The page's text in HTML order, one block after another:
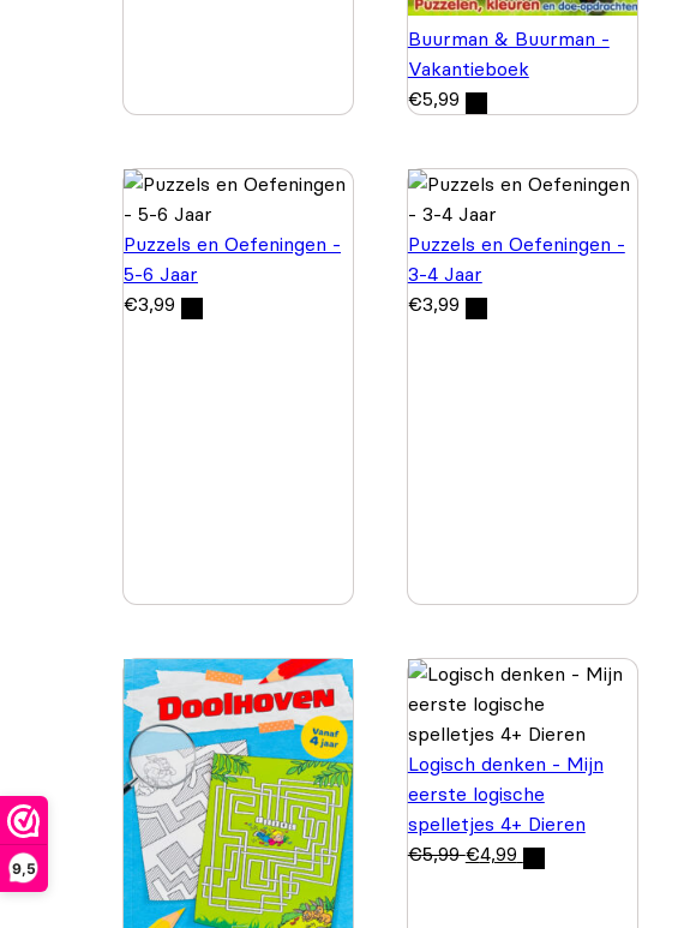
9,5
Buurman & Buurman -
Vakantieboek
€5,99
Puzzels en Oefeningen -
5-6 Jaar
€3,99
Puzzels en Oefeningen -
3-4 Jaar
€3,99
Logisch denken - Mijn
eerste logische
spelletjes 4+ Dieren
€5,99 €4,99